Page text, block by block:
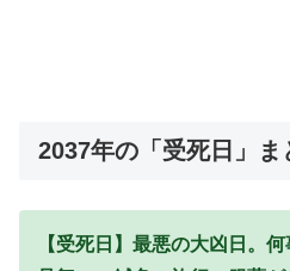
2037年の「受死日」ま
【受死日】最悪の大凶日。